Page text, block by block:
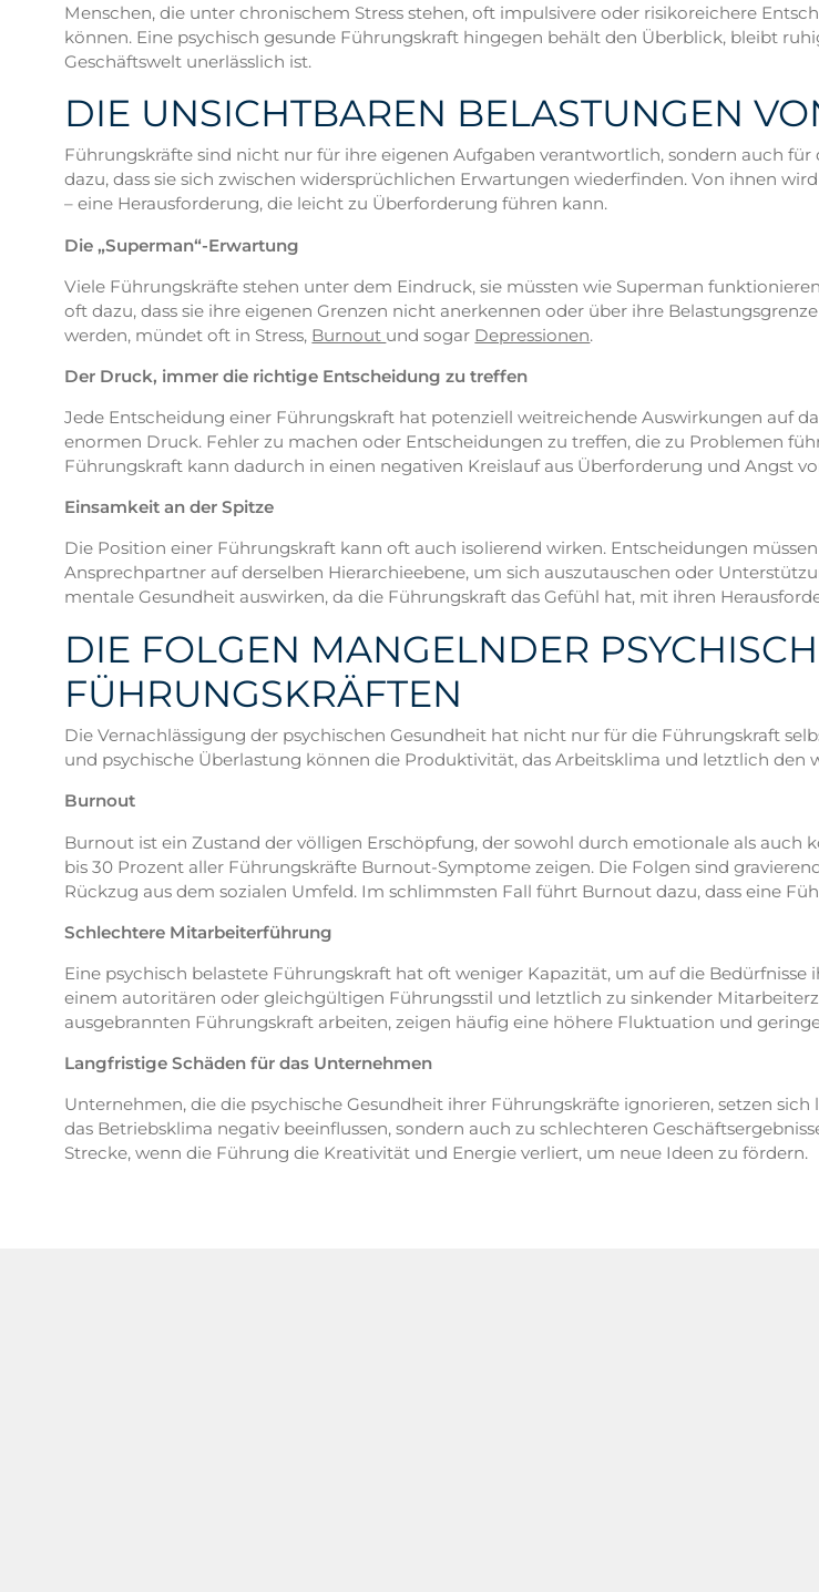
Menschen, die unter chronischem Stress stehen, oft impulsivere oder risikoreichere
können. Eine psychisch gesunde Führungskraft hingegen behält den Überblick, bleibt
Geschäftswelt unerlässlich ist.
DIE UNSICHTBAREN BELASTUNGEN
Führungskräfte sind nicht nur für ihre eigenen Aufgaben verantwortlich, sondern auch
dazu, dass sie sich zwischen widersprüchlichen Erwartungen wiederfinden. Von ihnen
– eine Herausforderung, die leicht zu Überforderung führen kann.
Die „Superman“-Erwartung
Viele Führungskräfte stehen unter dem Eindruck, sie müssten wie Superman
oft dazu, dass sie ihre eigenen Grenzen nicht anerkennen oder über ihre
werden, mündet oft in Stress, Burnout und sogar Depressionen.
Der Druck, immer die richtige Entscheidung zu treffen
Jede Entscheidung einer Führungskraft hat potenziell weitreichende Auswirkungen auf
enormen Druck. Fehler zu machen oder Entscheidungen zu treffen, die zu Problemen
Führungskraft kann dadurch in einen negativen Kreislauf aus Überforderung und Angst
Einsamkeit an der Spitze
Die Position einer Führungskraft kann oft auch isolierend wirken. Entscheidungen
Ansprechpartner auf derselben Hierarchieebene, um sich auszutauschen oder
mentale Gesundheit auswirken, da die Führungskraft das Gefühl hat, mit ihren
DIE FOLGEN MANGELNDER
FÜHRUNGSKRÄFTEN
Die Vernachlässigung der psychischen Gesundheit hat nicht nur für die Führungskraft
und psychische Überlastung können die Produktivität, das Arbeitsklima und letztlich den
Burnout
Burnout ist ein Zustand der völligen Erschöpfung, der sowohl durch emotionale als auch
bis 30 Prozent aller Führungskräfte Burnout-Symptome zeigen. Die Folgen sind
Rückzug aus dem sozialen Umfeld. Im schlimmsten Fall führt Burnout dazu, dass eine
Schlechtere Mitarbeiterführung
Eine psychisch belastete Führungskraft hat oft weniger Kapazität, um auf die
einem autoritären oder gleichgültigen Führungsstil und letztlich zu sinkender
ausgebrannten Führungskraft arbeiten, zeigen häufig eine höhere Fluktuation und
Langfristige Schäden für das Unternehmen
Unternehmen, die die psychische Gesundheit ihrer Führungskräfte ignorieren, setzen
das Betriebsklima negativ beeinflussen, sondern auch zu schlechteren
Strecke, wenn die Führung die Kreativität und Energie verliert, um neue Ideen zu fördern.